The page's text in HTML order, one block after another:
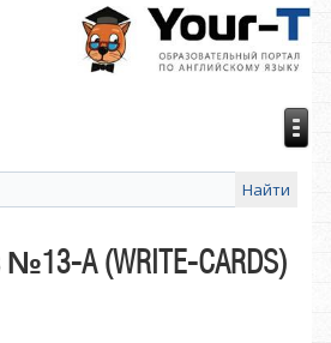
№13-A (WRITE-CARDS)